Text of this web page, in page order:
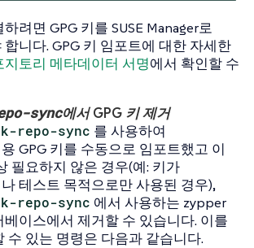
려면 GPG 키를 SUSE Manager로
니다. GPG 키 임포트에 대한 자세한
지토리 메타데이터 서명에서 확인할 수
sync에서 GPG 키 제거
repo-sync 를 사용하여
GPG 키를 수동으로 임포트했고 이
필요하지 않은 경우(예: 키가
테스트 목적으로만 사용된 경우),
repo-sync 에서 사용하는 zypper
베이스에서 제거할 수 있습니다. 이를
수 있는 명령은 다음과 같습니다.